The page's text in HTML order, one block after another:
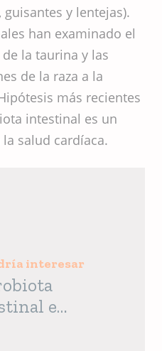
y lentejas).
han examinado el
la taurina y las
de la raza a la
más recientes
intestinal es un
salud cardíaca.
interesar
e